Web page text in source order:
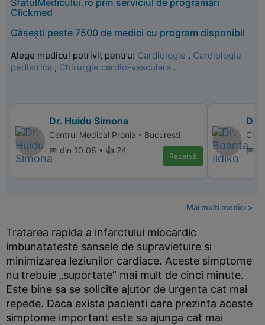
SfatulMedicului.ro prin serviciul de programări
Clickmed
Găsești peste 7500 de medici cu program disponibil
Alege medicul potrivit pentru: Cardiologie , Cardiologie
pediatrica , Chirurgie cardio-vasculara .
Dr. Huidu Simona
Centrul Medical Pronia - Bucuresti
📅 din 10.08 • 👍 24
Rezervă
Dr.
📅
Mai multi medici >
Tratarea rapida a infarctului miocardic
imbunatateste sansele de supravietuire si
minimizarea leziunilor cardiace. Aceste simptome
nu trebuie „suportate” mai mult de cinci minute.
Este bine sa se solicite ajutor de urgenta cat mai
repede. Daca exista pacienti care prezinta aceste
simptome important este sa ajunga cat mai